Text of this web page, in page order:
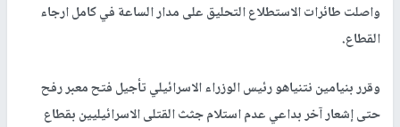
واصلت طائرات الاستطلاع التحليق على مدار الساعة في كامل ارجاء
القطاع.
وقرر بنيامين نتنياهو رئيس الوزراء الاسرائيلي تأجيل فتح معبر رفح
حتى إشعار آخر بداعي عدم استلام جثث القتلى الاسرائيليين بقطاع